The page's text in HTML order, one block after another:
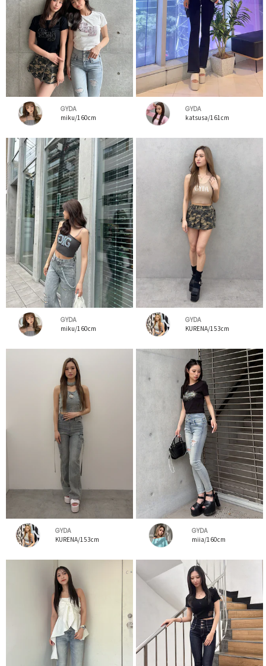
GYDA
miku/160cm
GYDA
katsusa/161cm
GYDA
miku/160cm
GYDA
KURENA/153cm
GYDA
KURENA/153cm
GYDA
miia/160cm